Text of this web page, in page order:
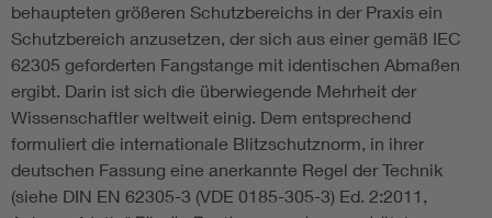
behaupteten größeren Schutzbereichs in der Praxis ein
Schutzbereich anzusetzen, der sich aus einer gemäß IEC
62305 geforderten Fangstange mit identischen Abmaßen
ergibt. Darin ist sich die überwiegende Mehrheit der
Wissenschaftler weltweit einig. Dem entsprechend
formuliert die internationale Blitzschutznorm, in ihrer
deutschen Fassung eine anerkannte Regel der Technik
(siehe DIN EN 62305-3 (VDE 0185-305-3) Ed. 2:2011,